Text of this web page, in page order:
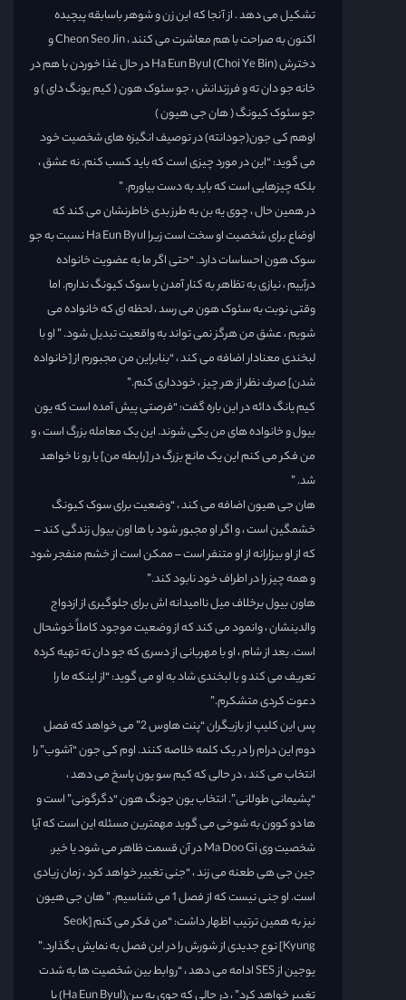
تشکیل می دهد . از آنجا که این زن و شوهر باسابقه پیچیده
اکنون به صراحت با هم معاشرت می کنند ، Cheon Seo Jin و
دخترش Ha Eun Byul (Choi Ye Bin) در حال غذا خوردن با هم در
خانه جو دان ته و فرزندانش ، جو سئوک هون ( کیم یونگ دای ) و
جو سئوک کیونگ ( هان جی هیون )
اوهم کی جون(جودانته) در توصیف انگیزه های شخصیت خود
می گوید: “این در مورد چیزی است که باید کسب کنم. نه عشق ،
بلکه چیزهایی است که باید به دست بیاورم. ”
در همین حال ، چوی یه بن به طرز بدی خاطرنشان می کند که
اوضاع برای شخصیت او سخت است زیرا Ha Eun Byul نسبت به جو
سوک هون احساسات دارد. “حتی اگر ما به عضویت خانواده
درآییم ، نیازی به تظاهر به کنار آمدن با سوک کیونگ ندارم. اما
وقتی نوبت به سئوک هون می رسد ، لحظه ای که خانواده می
شویم ، عشق من هرگز نمی تواند به واقعیت تبدیل شود. ” او با
لبخندی معنادار اضافه می کند ، “بنابراین من مجبورم از [خانواده
شدن] صرف نظر از هر چیز ، خودداری کنم.”
کیم یانگ دائه در این باره گفت: “فرصتی پیش آمده است که یون
بیول و خانواده های من یکی شوند. این یک معامله بزرگ است ، و
من فکر می کنم این یک مانع بزرگ در [رابطه من] با رو نا خواهد
شد. ”
هان جی هیون اضافه می کند ، “وضعیت برای سوک کیونگ
خشمگین است ، و اگر او مجبور شود با ها اون بیول زندگی کند –
که از او بیزارانه از او متنفر است – ممکن است از خشم منفجر شود
و همه چیز را در اطراف خود نابود کند.”
هاون بیول برخلاف میل ناامیدانه اش برای جلوگیری از ازدواج
والدینشان ، وانمود می کند که از وضعیت موجود کاملاً خوشحال
است. بعد از شام ، او با مهربانی از دسری که جو دان ته تهیه کرده
تعریف می کند و با لبخندی شاد به او می گوید: “از اینکه ما را
دعوت کردی متشکرم.”
پس این کلیپ از بازیگران “پنت هاوس 2” می خواهد که فصل
دوم این درام را در یک کلمه خلاصه کنند. اوم کی جون “آشوب” را
انتخاب می کند ، در حالی که کیم سو یون پاسخ می دهد ،
“پشیمانی طولانی”. انتخاب یون جونگ هون “دگرگونی” است و
ها دو كوون به شوخی می گوید مهمترین مسئله این است كه آیا
شخصیت وی Ma Doo Gi در آن قسمت ظاهر می شود یا خیر.
جین جی هی طعنه می زند ، “جنی تغییر خواهد کرد ، زمان زیادی
است. او جنی نیست که از فصل 1 می شناسیم. ” هان جی هیون
نیز به همین ترتیب اظهار داشت: “من فکر می کنم [Seok
Kyung] نوع جدیدی از شورش را در این فصل به نمایش بگذارد.”
یوجین از SES ادامه می دهد ، “روابط بین شخصیت ها به شدت
تغییر خواهد کرد” ، در حالی که چوی یه بین(Ha Eun Byul) با